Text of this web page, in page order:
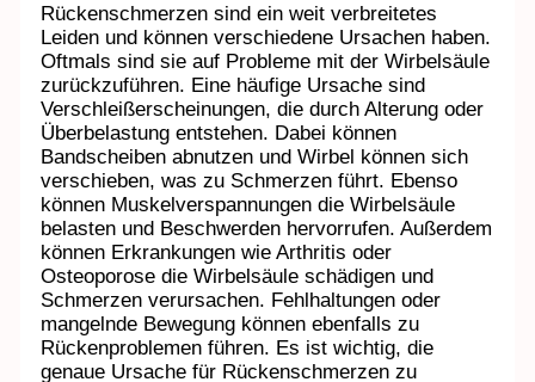
Rückenschmerzen sind ein weit verbreitetes
Leiden und können verschiedene Ursachen haben.
Oftmals sind sie auf Probleme mit der Wirbelsäule
zurückzuführen. Eine häufige Ursache sind
Verschleißerscheinungen, die durch Alterung oder
Überbelastung entstehen. Dabei können
Bandscheiben abnutzen und Wirbel können sich
verschieben, was zu Schmerzen führt. Ebenso
können Muskelverspannungen die Wirbelsäule
belasten und Beschwerden hervorrufen. Außerdem
können Erkrankungen wie Arthritis oder
Osteoporose die Wirbelsäule schädigen und
Schmerzen verursachen. Fehlhaltungen oder
mangelnde Bewegung können ebenfalls zu
Rückenproblemen führen. Es ist wichtig, die
genaue Ursache für Rückenschmerzen zu